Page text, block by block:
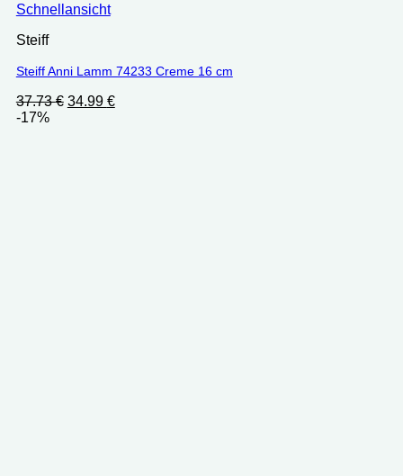
Schnellansicht
Steiff
Steiff Anni Lamm 74233 Creme 16 cm
37.73€ Ursprünglicher
34.99 €Aktueller
-17%